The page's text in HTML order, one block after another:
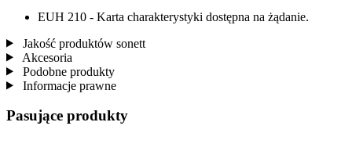
EUH 210 - Karta charakterystyki dostępna na żądanie.
Jakość produktów sonett
Akcesoria
Podobne produkty
Informacje prawne
Pasujące produkty